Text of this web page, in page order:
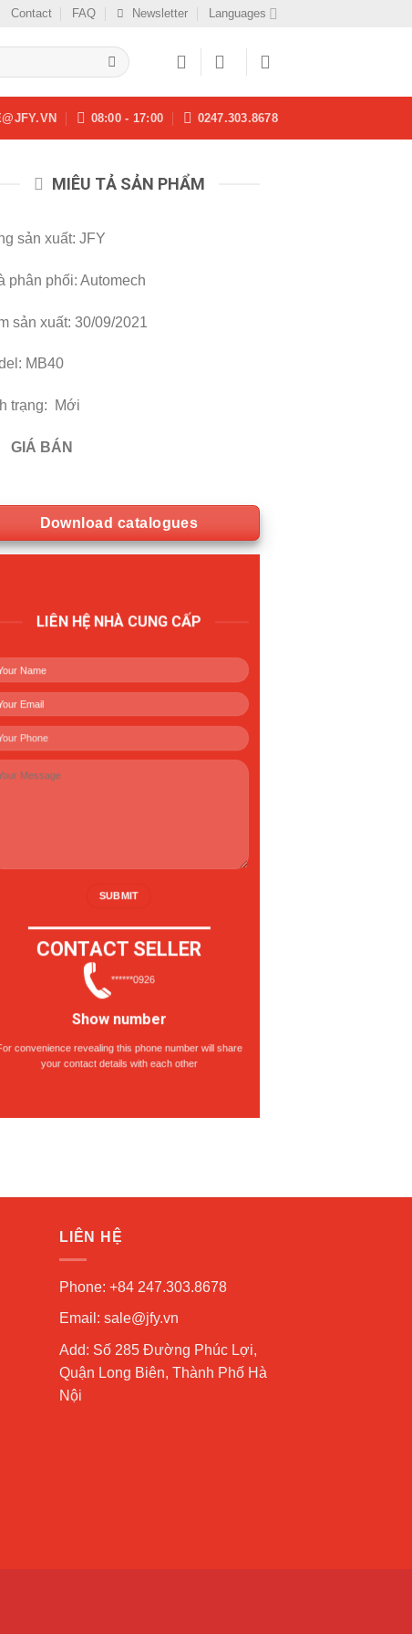
Contact FAQ Newsletter Languages
08:00 - 17:00 0247.303.8678
MIÊU TẢ SẢN PHẨM
sản xuất: JFY
phân phối: Automech
sản xuất: 30/09/2021
MB40
trạng: Mới
GIÁ BÁN
Download catalogues
LIÊN HỆ NHÀ CUNG CẤP
CONTACT SELLER
******0926
Show number
convenience revealing this phone number will share
your contact details with each other
LIÊN HỆ
Phone: +84 247.303.8678
Email: sale@jfy.vn
Add: Số 285 Đường Phúc Lợi,
Quận Long Biên, Thành Phố Hà
Nội